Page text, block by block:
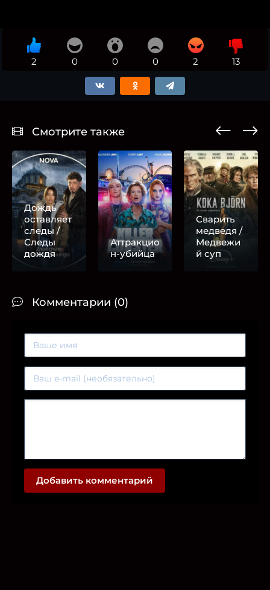
2 0 0 0 2 13
Смотрите также
Дождь
оставляет
следы /
Следы
дождя
Аттракцио
н-убийца
Сварить
медведя /
Медвежи
й суп
Комментарии (0)
Добавить комментарий